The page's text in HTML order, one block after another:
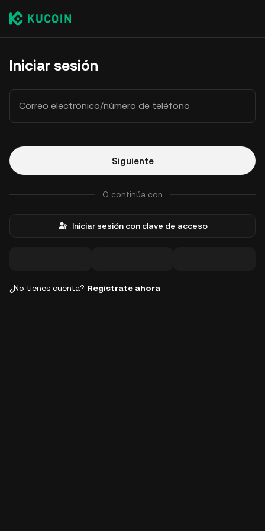
Iniciar sesión
Correo electrónico/número de teléfono
Siguiente
O continúa con
Iniciar sesión con clave de acceso
¿No tienes cuenta? Regístrate ahora